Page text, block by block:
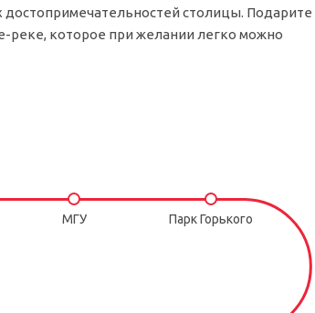
столицы. Подарите
реке, которое при желании легко можно
МГУ Парк Горького